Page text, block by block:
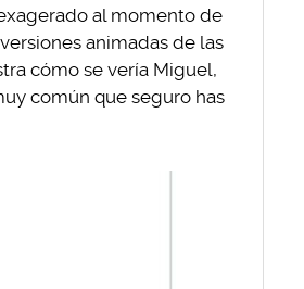
al momento de
animadas de las
cómo se vería Miguel,
común que seguro has